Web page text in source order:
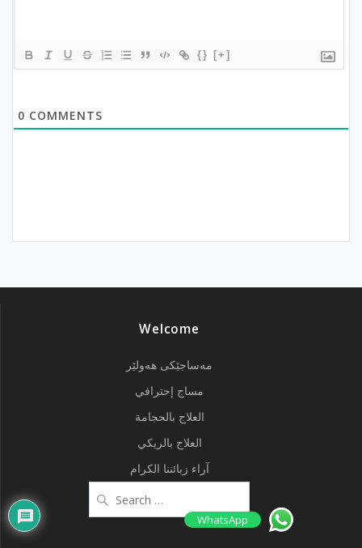
{} [+]
0 COMMENTS
Welcome
مەساجێکی هەولێر
مساج إحترافي
العلاج بالحجامة
العلاج بالريكي
آراء زبائننا الكرام
for:
WhatsApp